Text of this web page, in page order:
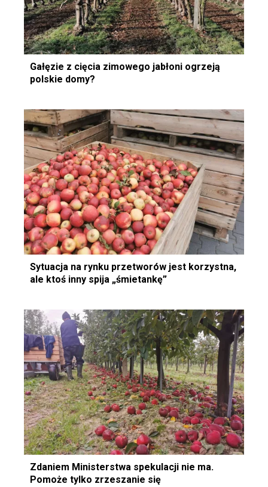
Gałęzie z cięcia zimowego jabłoni ogrzeją
polskie domy?
Sytuacja na rynku przetworów jest korzystna,
ale ktoś inny spija „śmietankę”
Zdaniem Ministerstwa spekulacji nie ma.
Pomoże tylko zrzeszanie się